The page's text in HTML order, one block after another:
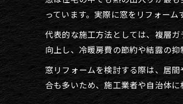
っています。実際に窓をリフォー
代表的な施工方法としては、複層
向上し、冷暖房費の節約や結露の
窓リフォームを検討する際は、居
合も多いため、施工業者や自治体に